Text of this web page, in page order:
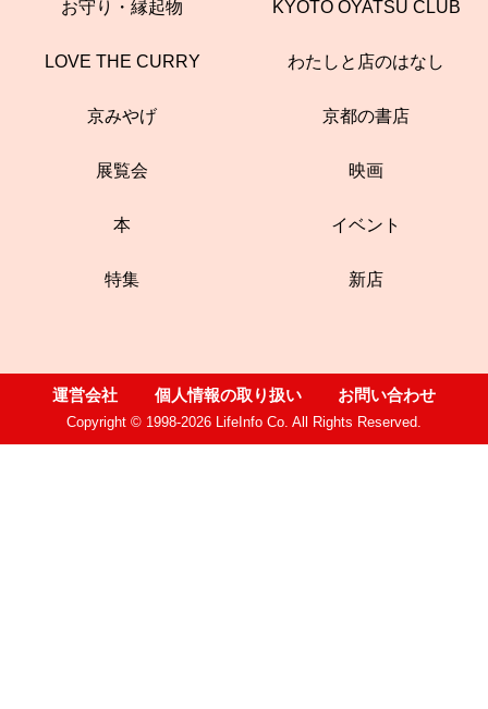
お守り・縁起物 KYOTO OYATSU CLUB
LOVE THE CURRY わたしと店のはなし
京みやげ 京都の書店
展覧会 映画
本 イベント
特集 新店
運営会社 個人情報の取り扱い お問い合わせ
Copyright © 1998-2026 LifeInfo Co. All Rights Reserved.